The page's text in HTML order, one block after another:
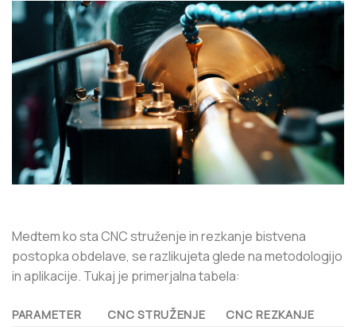
Medtem ko sta CNC struženje in rezkanje bistvena
postopka obdelave, se razlikujeta glede na metodologijo
in aplikacije. Tukaj je primerjalna tabela:
PARAMETER CNC STRUŽENJE
CNC REZKANJE